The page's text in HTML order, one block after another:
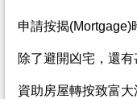
申請按揭
除了避開凶宅，還
資助房屋轉按致富大